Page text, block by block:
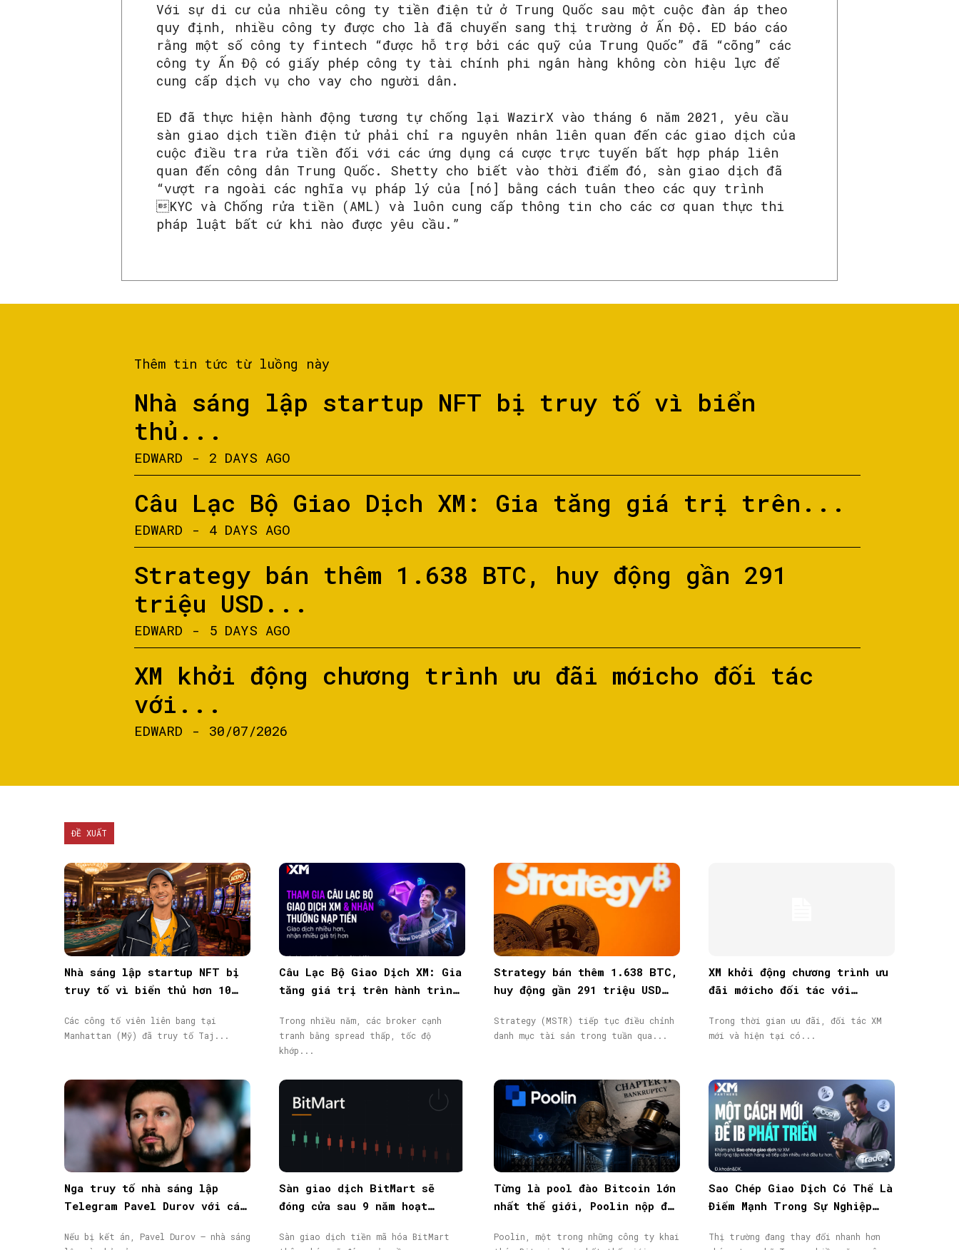
Với sự di cư của nhiều công ty tiền điện tử ở Trung Quốc sau một cuộc đàn áp theo
quy định, nhiều công ty được cho là đã chuyển sang thị trường ở Ấn Độ. ED báo cáo
rằng một số công ty fintech “được hỗ trợ bởi các quỹ của Trung Quốc” đã “cõng” các
công ty Ấn Độ có giấy phép công ty tài chính phi ngân hàng không còn hiệu lực để
cung cấp dịch vụ cho vay cho người dân.
ED đã thực hiện hành động tương tự chống lại WazirX vào tháng 6 năm 2021, yêu cầu
sàn giao dịch tiền điện tử phải chỉ ra nguyên nhân liên quan đến các giao dịch của
cuộc điều tra rửa tiền đối với các ứng dụng cá cược trực tuyến bất hợp pháp liên
quan đến công dân Trung Quốc. Shetty cho biết vào thời điểm đó, sàn giao dịch đã
“vượt ra ngoài các nghĩa vụ pháp lý của [nó] bằng cách tuân theo các quy trình
KYC và Chống rửa tiền (AML) và luôn cung cấp thông tin cho các cơ quan thực thi
pháp luật bất cứ khi nào được yêu cầu.”
Thêm tin tức từ luồng này
Nhà sáng lập startup NFT bị truy tố vì biển
thủ...
EDWARD - 2 DAYS AGO
Câu Lạc Bộ Giao Dịch XM: Gia tăng giá trị trên...
EDWARD - 4 DAYS AGO
Strategy bán thêm 1.638 BTC, huy động gần 291
triệu USD...
EDWARD - 5 DAYS AGO
XM khởi động chương trình ưu đãi mớicho đối tác
với...
EDWARD - 30/07/2026
ĐỀ XUẤT
Nhà sáng lập startup NFT bị
truy tố vì biển thủ hơn 10
Các công tố viên liên bang tại
Manhattan (Mỹ) đã truy tố Taj...
Câu Lạc Bộ Giao Dịch XM: Gia
tăng giá trị trên hành trình
Trong nhiều năm, các broker cạnh
tranh bằng spread thấp, tốc độ
khớp...
Strategy bán thêm 1.638 BTC,
huy động gần 291 triệu USD
Strategy (MSTR) tiếp tục điều chỉnh
danh mục tài sản trong tuần qua...
XM khởi động chương trình ưu
đãi mớicho đối tác với
40.000$
Trong thời gian ưu đãi, đối tác XM
mới và hiện tại có...
Nga truy tố nhà sáng lập
Telegram Pavel Durov với cáo
lệnh truy nã quốc tế
Nếu bị kết án, Pavel Durov – nhà sáng
Sàn giao dịch BitMart sẽ
đóng cửa sau 9 năm hoạt
Sàn giao dịch tiền mã hóa BitMart
Từng là pool đào Bitcoin lớn
nhất thế giới, Poolin nộp đơn
Poolin, một trong những công ty khai
Sao Chép Giao Dịch Có Thể Là
Điểm Mạnh Trong Sự Nghiệp
Thị trường đang thay đổi nhanh hơn